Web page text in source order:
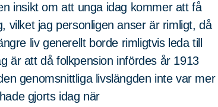
insikt om att unga idag kommer att få
vilket jag personligen anser är rimligt, då
liv generellt borde rimligtvis leda till
är att då folkpension infördes år 1913
genomsnittliga livslängden inte var mer
gjorts idag när